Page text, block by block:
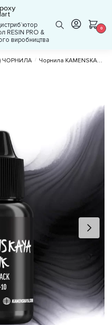
RESIN PRO &
виробництва
0
ЧОРНИЛА / Чорнила KAMENSKAYA (підходять для петрі)